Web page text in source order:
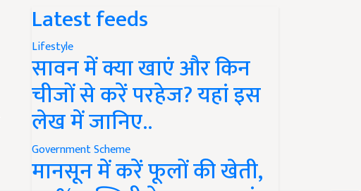
Latest feeds
Lifestyle
सावन में क्या खाएं और किन
चीजों से करें परहेज? यहां इस
लेख में जानिए..
Government Scheme
मानसून में करें फूलों की खेती,